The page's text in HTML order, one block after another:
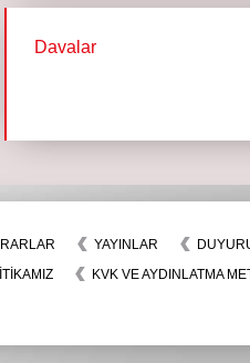
Davalar
YAYINLAR
KVK VE AYDINLATMA